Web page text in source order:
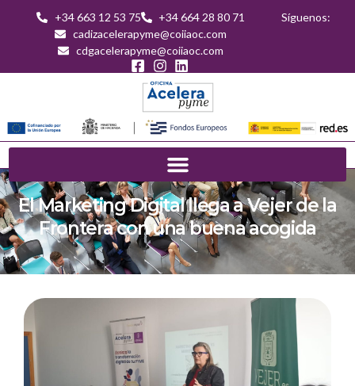
+34 663 12 53 75
+34 664 28 80 71
cadizacelerapyme@coiiaoc.com
cdgacelerapyme@coiiaoc.com
Síguenos:
El Marketing Digital llega a Vejer de la
Frontera con una buena acogida